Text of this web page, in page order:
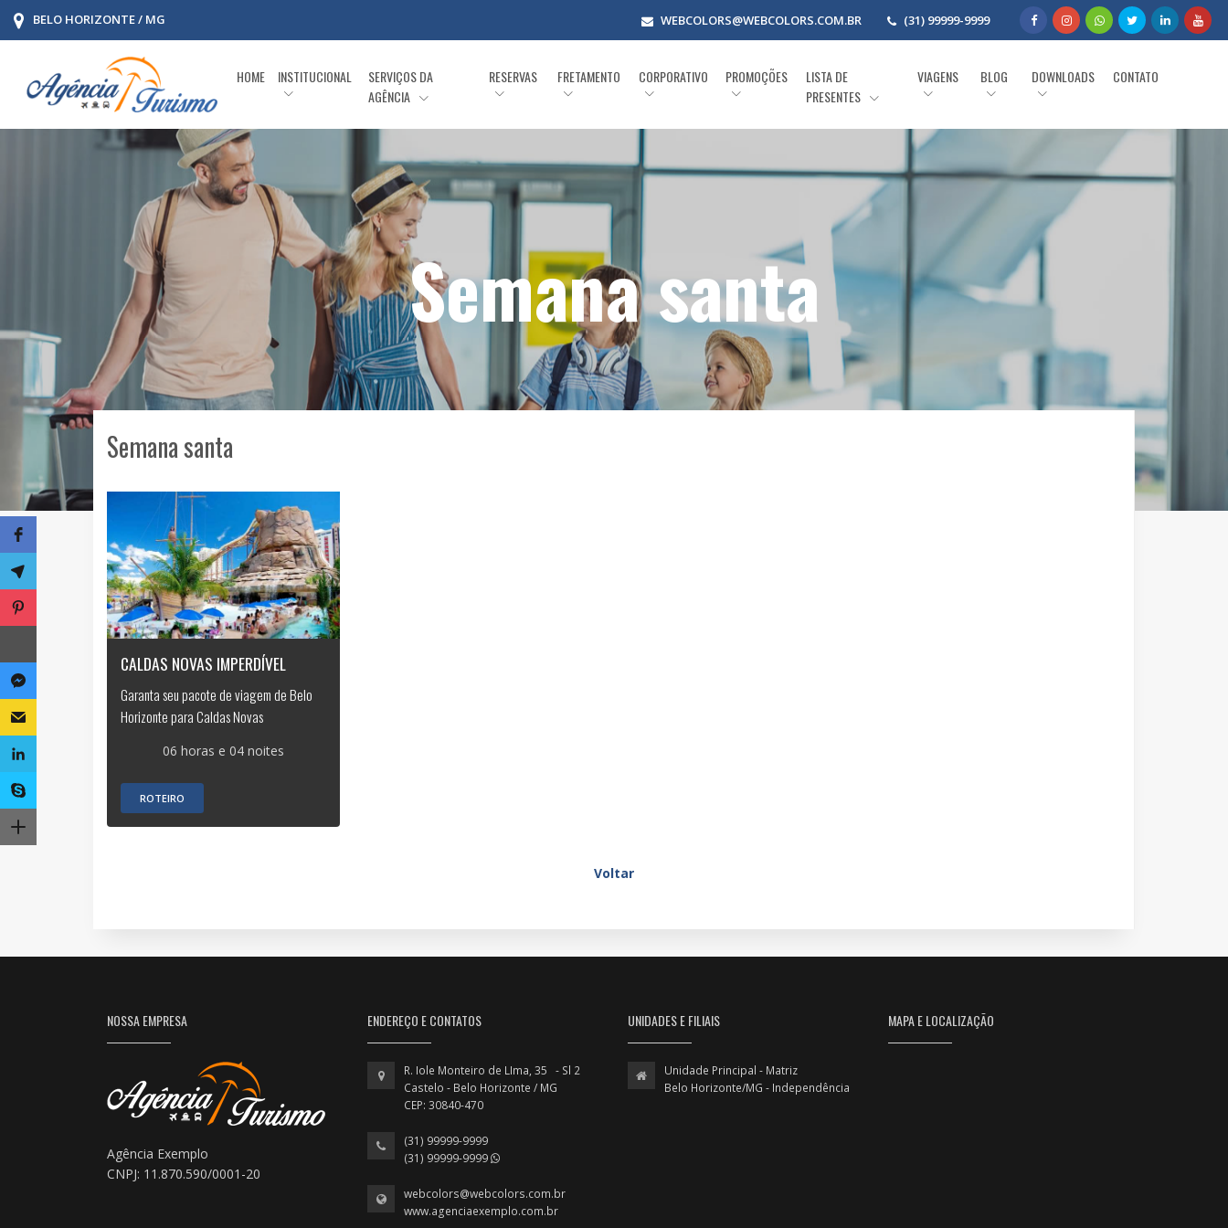
BELO HORIZONTE / MG WEBCOLORS@WEBCOLORS.COM.BR (31) 99999-9999
HOME INSTITUCIONAL
SERVIÇOS DA
AGÊNCIA
RESERVAS FRETAMENTO CORPORATIVO PROMOÇÕES
LISTA DE
PRESENTES
VIAGENS BLOG DOWNLOADS CONTATO
Semana santa
Semana santa
CALDAS NOVAS IMPERDÍVEL
Garanta seu pacote de viagem de Belo
Horizonte para Caldas Novas
06 horas e 04 noites
ROTEIRO
Voltar
NOSSA EMPRESA
Agência Exemplo
CNPJ: 11.870.590/0001-20
ENDEREÇO E CONTATOS
R. Iole Monteiro de LIma, 35 - Sl 2
Castelo - Belo Horizonte / MG
CEP: 30840-470
(31) 99999-9999
(31) 99999-9999
webcolors@webcolors.com.br
www.agenciaexemplo.com.br
UNIDADES E FILIAIS
Unidade Principal - Matriz
Belo Horizonte/MG - Independência
MAPA E LOCALIZAÇÃO